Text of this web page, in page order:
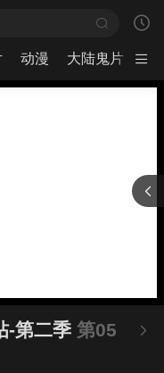
动漫 大陆鬼片 日
-第二季第05